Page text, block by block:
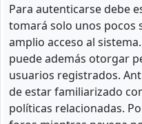
Para autenticarse debe
tomará solo unos pocos
amplio acceso al
puede además otorgar
usuarios registrados.
de estar familiarizado
políticas relacionadas.